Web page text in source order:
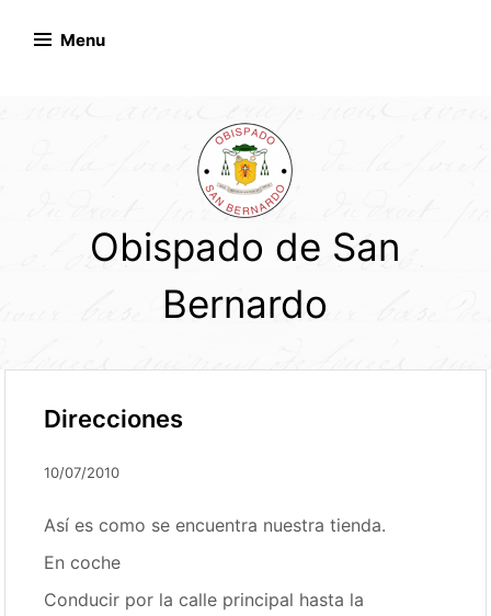
Menu
Obispado de San
Bernardo
Direcciones
10/07/2010
Así es como se encuentra nuestra tienda.
En coche
Conducir por la calle principal hasta la